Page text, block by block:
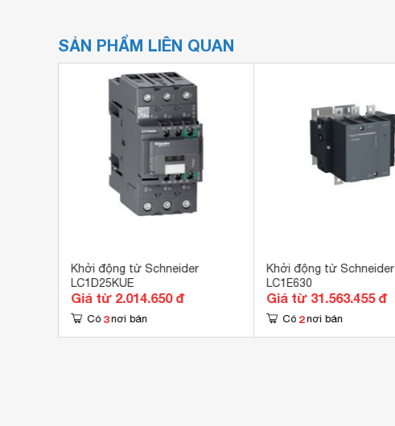
SẢN PHẨM LIÊN QUAN
Khởi động từ Schneider
LC1D25KUE
Giá từ 2.014.650 đ
Có 3 nơi bán
Khởi động từ Schneider
LC1E630
Giá từ 31.563.455 đ
Có 2 nơi bán